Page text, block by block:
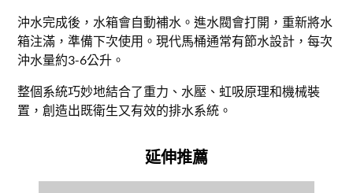
沖水完成後，水箱會自動補水。進水閥會打開，重新將水
箱注滿，準備下次使用。現代馬桶通常有節水設計，每次
沖水量約3-6公升。
整個系統巧妙地結合了重力、水壓、虹吸原理和機械裝
置，創造出既衛生又有效的排水系統。
延伸推薦